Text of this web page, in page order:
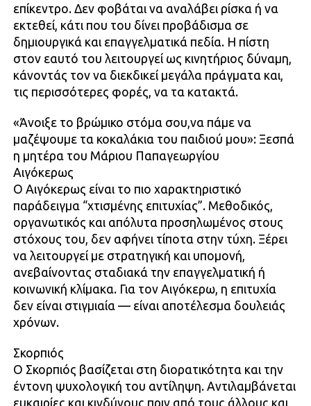
επίκεντρο. Δεν φοβάται να αναλάβει ρίσκα ή να
εκτεθεί, κάτι που του δίνει προβάδισμα σε
δημιουργικά και επαγγελματικά πεδία. Η πίστη
στον εαυτό του λειτουργεί ως κινητήριος δύναμη,
κάνοντάς τον να διεκδικεί μεγάλα πράγματα και,
τις περισσότερες φορές, να τα κατακτά.
«Άνοιξε το βρώμικο στόμα σου,να πάμε να
μαζέψουμε τα κοκαλάκια του παιδιού μου»: Ξεσπά
η μητέρα του Μάριου Παπαγεωργίου
Αιγόκερως
Ο Αιγόκερως είναι το πιο χαρακτηριστικό
παράδειγμα “χτισμένης επιτυχίας”. Μεθοδικός,
οργανωτικός και απόλυτα προσηλωμένος στους
στόχους του, δεν αφήνει τίποτα στην τύχη. Ξέρει
να λειτουργεί με στρατηγική και υπομονή,
ανεβαίνοντας σταδιακά την επαγγελματική ή
κοινωνική κλίμακα. Για τον Αιγόκερω, η επιτυχία
δεν είναι στιγμιαία — είναι αποτέλεσμα δουλειάς
χρόνων.
Σκορπιός
Ο Σκορπιός βασίζεται στη διορατικότητα και την
έντονη ψυχολογική του αντίληψη. Αντιλαμβάνεται
ευκαιρίες και κινδύνους πριν από τους άλλους και